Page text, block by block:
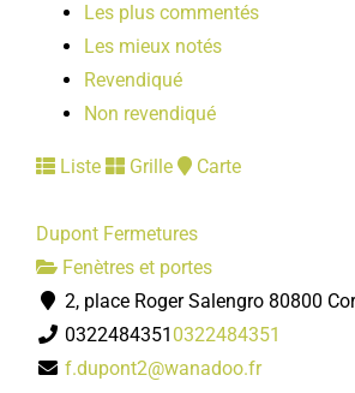
Les plus commentés
Les mieux notés
Revendiqué
Non revendiqué
Liste Grille Carte
Dupont Fermetures
Fenètres et portes
2, place Roger Salengro 80800
0322484351 0322484351
f.dupont2@wanadoo.fr